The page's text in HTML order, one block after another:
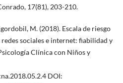
17(81), 203-210.
M. (2018). Escala de riesgo
sociales e internet: fiabilidad y
Clínica con Niños y
DOI: